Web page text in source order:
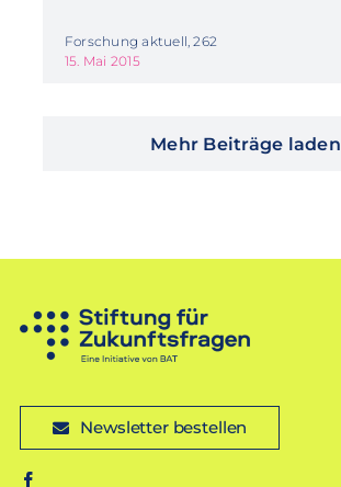
Forschung aktuell, 262
15. Mai 2015
Mehr Beiträge laden
Newsletter bestellen